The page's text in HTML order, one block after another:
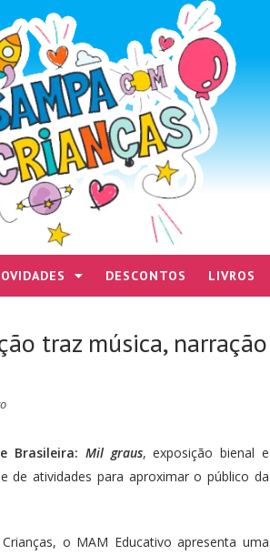
DESCONTOS LIVROS
traz música, narração
Brasileira: Mil graus, exposição bienal e
de atividades para aproximar o público da
o MAM Educativo apresenta uma